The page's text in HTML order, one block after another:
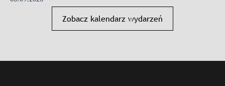
Zobacz kalendarz wydarzeń